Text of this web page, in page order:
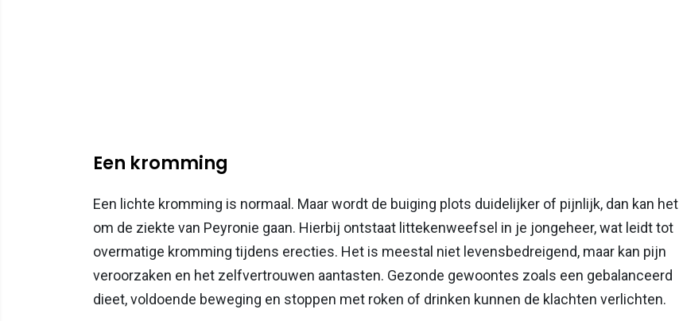
Een kromming
Een lichte kromming is normaal. Maar wordt de buiging plots duidelijker of pijnlijk, dan kan het
om de ziekte van Peyronie gaan. Hierbij ontstaat littekenweefsel in je jongeheer, wat leidt tot
overmatige kromming tijdens erecties. Het is meestal niet levensbedreigend, maar kan pijn
veroorzaken en het zelfvertrouwen aantasten. Gezonde gewoontes zoals een gebalanceerd
dieet, voldoende beweging en stoppen met roken of drinken kunnen de klachten verlichten.